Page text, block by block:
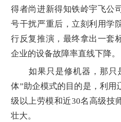
得者尚进新得知铁岭宇飞公
号干扰严重后，立刻利用学
行反复推演，最终拿出一套
企业的设备故障率直线下降。
如果只是修机器，那只
体”助企模式的目的是，利用
级以上劳模和近30名高级技
壮大。